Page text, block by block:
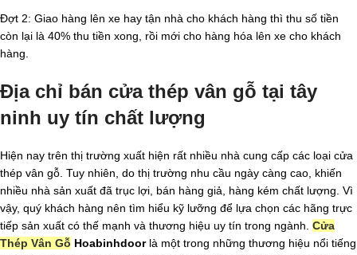
Đợt 2: Giao hàng lên xe hay tận nhà cho khách hàng thì thu số tiền
còn lại là 40% thu tiền xong, rồi mới cho hàng hóa lên xe cho khách
hàng.
Địa chỉ bán cửa thép vân gỗ tại tây
ninh uy tín chất lượng
Hiện nay trên thị trường xuất hiện rất nhiều nhà cung cấp các loại cửa
thép vân gỗ. Tuy nhiên, do thị trường nhu cầu ngày càng cao, khiến
nhiều nhà sản xuất đã trục lợi, bán hàng giả, hàng kém chất lượng. Vì
vậy, quý khách hàng nên tìm hiểu kỹ lưỡng để lựa chọn các hãng trực
tiếp sản xuất có thế mạnh và thương hiệu uy tín trong ngành. Cửa
Thép Vân Gỗ Hoabinhdoorlà một trong những thương hiệu nổi tiếng